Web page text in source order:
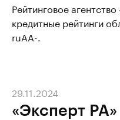
Рейтинговое
кредитные рейтинги
ruAA-.
«Эксперт
29.11.2024